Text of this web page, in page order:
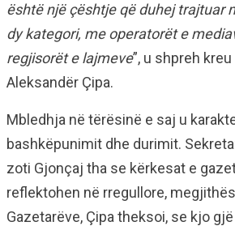
është një çështje që duhej trajtuar
dy kategori, me operatorët e
regjisorët e lajmeve”, u shpreh
Aleksandër Çipa.
Mbledhja në tërësinë e saj u
bashkëpunimit dhe durimit.
zoti Gjonçaj tha se kërkesat e
reflektohen në rregullore,
Gazetarëve, Çipa theksoi, se kjo